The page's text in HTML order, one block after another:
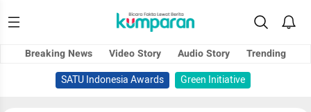
Breaking News Video Story Audio Story
Trending
SATU Indonesia Awards
Green Initiative